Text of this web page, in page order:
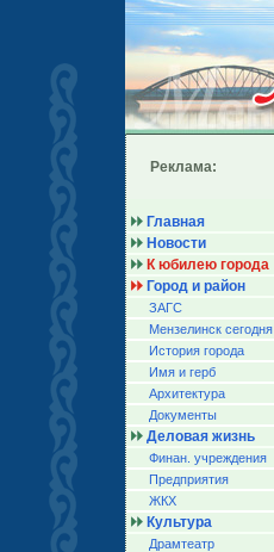
Реклама:
Главная
Новости
К юбилею города
Город и район
ЗАГС
Мензелинск сегодня
История города
Имя и герб
Архитектура
Документы
Деловая жизнь
Финан. учреждения
Предприятия
ЖКХ
Культура
Драмтеатр